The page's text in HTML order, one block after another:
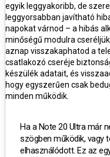
egyik leggyakoribb, de
leggyorsabban javítható
napokat várnod – a hibás
minőségű modulra cseréljük
aznap visszakaphatod a
csatlakozó cseréje
készülék adatait, és
hogy egyszerűen csak
minden működik.
Ha a Note 20 Ultra már
szögben működik, vagy
elhasználódott. Ez az